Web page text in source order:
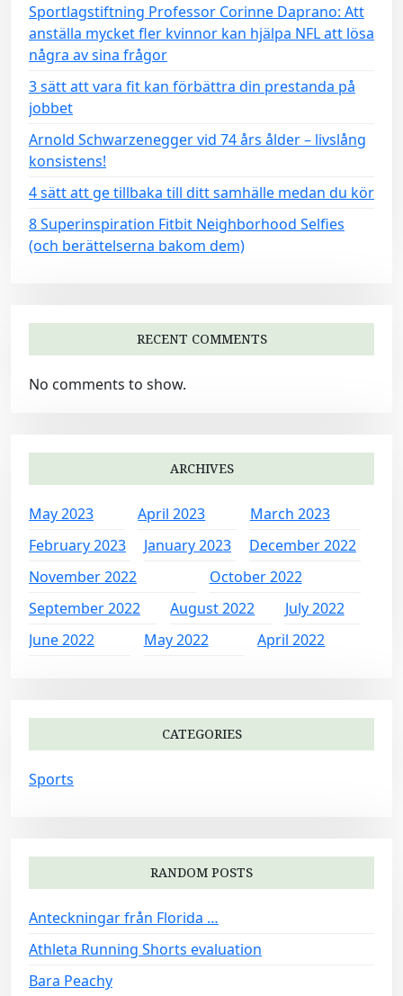
Sportlagstiftning Professor Corinne Daprano: Att
anställa mycket fler kvinnor kan hjälpa NFL att lösa
några av sina frågor
3 sätt att vara fit kan förbättra din prestanda på
jobbet
Arnold Schwarzenegger vid 74 års ålder – livslång
konsistens!
4 sätt att ge tillbaka till ditt samhälle medan du kör
8 Superinspiration Fitbit Neighborhood Selfies
(och berättelserna bakom dem)
RECENT COMMENTS
No comments to show.
ARCHIVES
May 2023 April 2023
March 2023
February 2023
January 2023
December 2022
November 2022
October 2022
September 2022
August 2022
July 2022
June 2022
May 2022 April 2022
CATEGORIES
Sports
RANDOM POSTS
Anteckningar från Florida …
Athleta Running Shorts evaluation
Bara Peachy